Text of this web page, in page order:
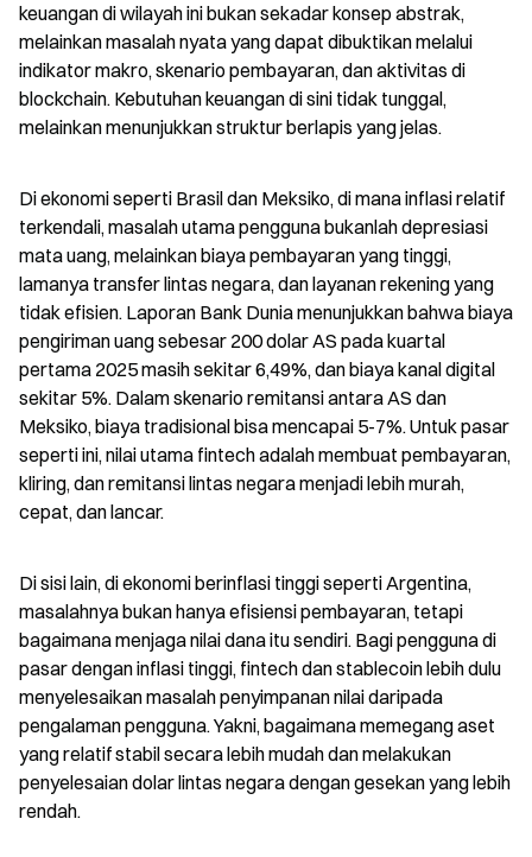
keuangan di wilayah ini bukan sekadar konsep abstrak,
melainkan masalah nyata yang dapat dibuktikan melalui
indikator makro, skenario pembayaran, dan aktivitas di
blockchain. Kebutuhan keuangan di sini tidak tunggal,
melainkan menunjukkan struktur berlapis yang jelas.
Di ekonomi seperti Brasil dan Meksiko, di mana inflasi relatif
terkendali, masalah utama pengguna bukanlah depresiasi
mata uang, melainkan biaya pembayaran yang tinggi,
lamanya transfer lintas negara, dan layanan rekening yang
tidak efisien. Laporan Bank Dunia menunjukkan bahwa biaya
pengiriman uang sebesar 200 dolar AS pada kuartal
pertama 2025 masih sekitar 6,49%, dan biaya kanal digital
sekitar 5%. Dalam skenario remitansi antara AS dan
Meksiko, biaya tradisional bisa mencapai 5-7%. Untuk pasar
seperti ini, nilai utama fintech adalah membuat pembayaran,
kliring, dan remitansi lintas negara menjadi lebih murah,
cepat, dan lancar.
Di sisi lain, di ekonomi berinflasi tinggi seperti Argentina,
masalahnya bukan hanya efisiensi pembayaran, tetapi
bagaimana menjaga nilai dana itu sendiri. Bagi pengguna di
pasar dengan inflasi tinggi, fintech dan stablecoin lebih dulu
menyelesaikan masalah penyimpanan nilai daripada
pengalaman pengguna. Yakni, bagaimana memegang aset
yang relatif stabil secara lebih mudah dan melakukan
penyelesaian dolar lintas negara dengan gesekan yang lebih
rendah.